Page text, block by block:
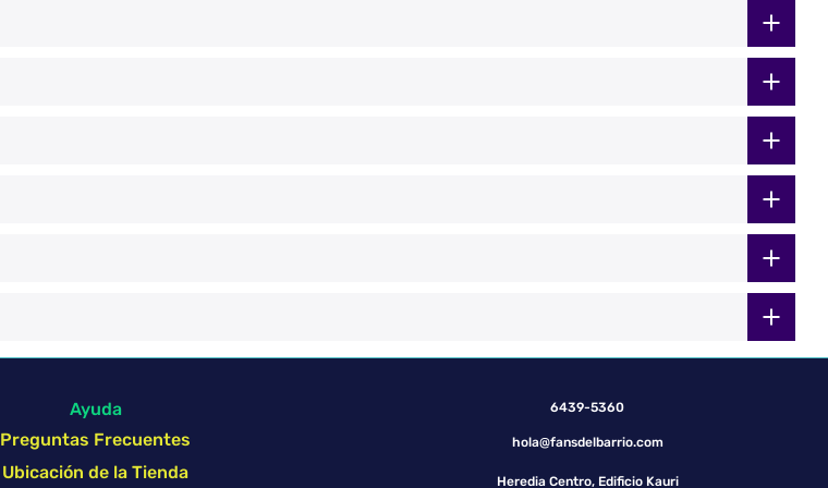
Ayuda
Preguntas Frecuentes
Ubicación de la Tienda
6439-5360
hola@fansdelbarrio.com
Heredia Centro, Edificio Kauri